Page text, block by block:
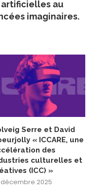
artificielles au
imaginaires.
Serre et David
« ICCARE, une
des
culturelles et
(ICC) »
décembre 2025